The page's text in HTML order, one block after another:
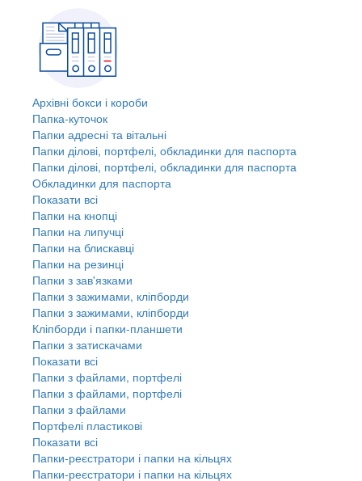
Архівні бокси і короби
Папка-куточок
Папки адресні та вітальні
Папки ділові, портфелі, обкладинки для паспорта
Папки ділові, портфелі, обкладинки для паспорта
Обкладинки для паспорта
Показати всі
Папки на кнопці
Папки на липучці
Папки на блискавці
Папки на резинці
Папки з зав'язками
Папки з зажимами, кліпборди
Папки з зажимами, кліпборди
Кліпборди і папки-планшети
Папки з затискачами
Показати всі
Папки з файлами, портфелі
Папки з файлами, портфелі
Папки з файлами
Портфелі пластикові
Показати всі
Папки-реєстратори і папки на кільцях
Папки-реєстратори і папки на кільцях